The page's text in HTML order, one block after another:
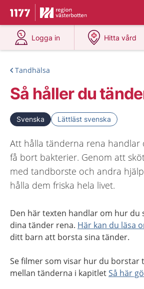
Till startsidan för 1177
Du har valt region
Logga in
på 1177.se
Hitta vård
på
Tandhälsa
Så håller du
Svenska Lättläst svenska
Att hålla tänderna rena handlar
få bort bakterier. Genom att
med tandborste och andra
hålla dem friska hela livet.
Den här texten handlar om hur du
dina tänder rena. Här kan du läsa
ditt barn att borsta sina tänder.
Se filmer som visar hur du borstar
mellan tänderna i kapitletSå här